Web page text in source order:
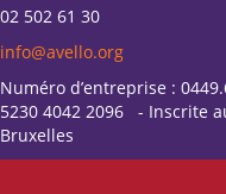
02 502 61 30
info@avello.org
Numéro d’entreprise :
5230 4042 2096 - Inscrite
Bruxelles